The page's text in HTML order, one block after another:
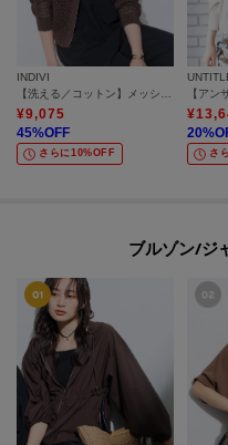
INDIVI
【洗える／コットン】メッシュジップニットカーディガン
¥9,075
45%OFF
さらに10%OFF
¥
20
さ
ブルゾン/ジ